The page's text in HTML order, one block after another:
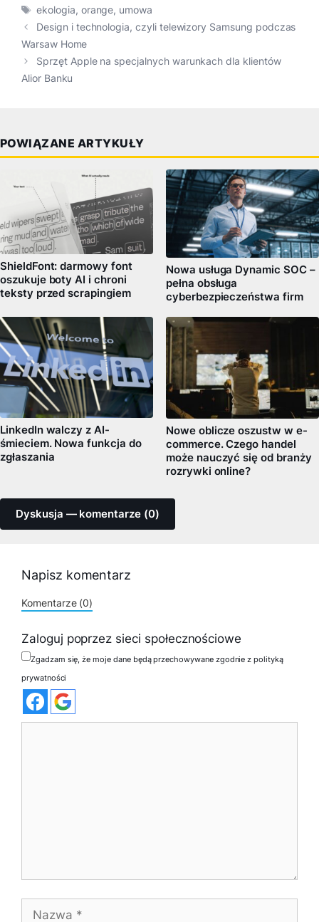
Tagi
ekologia, orange, umowa
Design i technologia, czyli telewizory Samsung podczas
Warsaw Home
Sprzęt Apple na specjalnych warunkach dla klientów
Alior Banku
POWIĄZANE ARTYKUŁY
ShieldFont: darmowy font
oszukuje boty AI i chroni
teksty przed scrapingiem
Nowa usługa Dynamic SOC –
pełna obsługa
cyberbezpieczeństwa firm
LinkedIn walczy z AI-
śmieciem. Nowa funkcja do
zgłaszania
Nowe oblicze oszustw w e-
commerce. Czego handel
może nauczyć się od branży
rozrywki online?
Dyskusja — komentarze (0)
Napisz komentarz
Komentarze (0)
Zaloguj poprzez sieci społecznościowe
Zgadzam się, że moje dane będą przechowywane zgodnie z polityką
prywatności